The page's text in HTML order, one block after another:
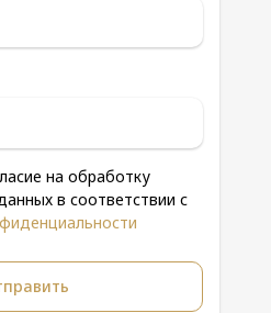
на обработку
в соответствии с